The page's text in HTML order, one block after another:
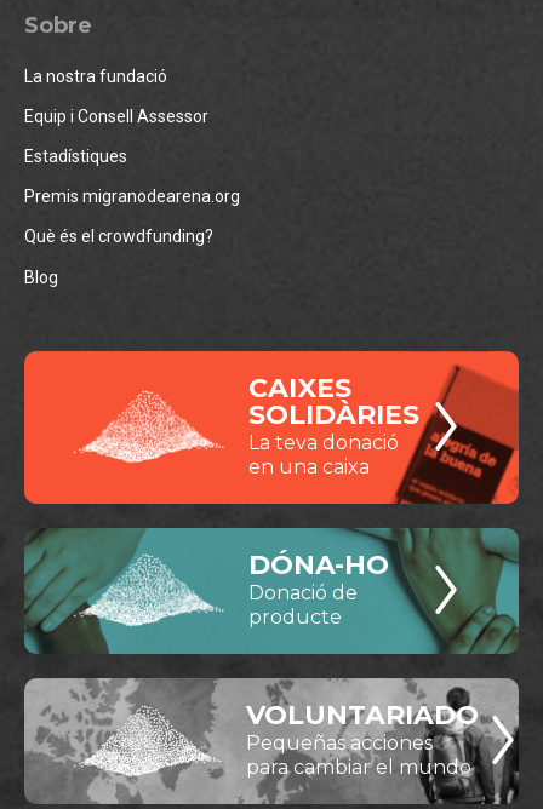
Sobre
La nostra fundació
Equip i Consell Assessor
Estadístiques
Premis migranodearena.org
Què és el crowdfunding?
Blog
CAIXES
SOLIDÀRIES
La teva donació
en una caixa
DÓNA-HO
Donació de
producte
VOLUNTARIADO
Pequeñas acciones
para cambiar el mundo